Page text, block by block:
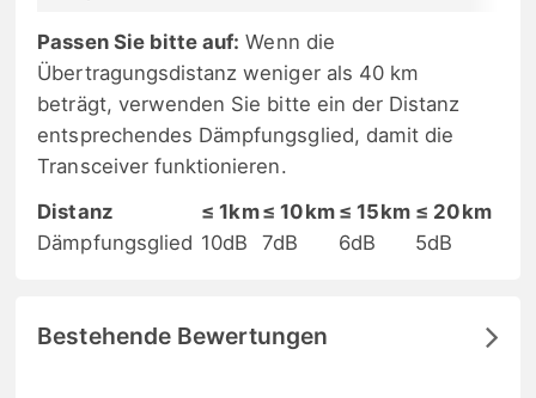
Passen Sie bitte auf: Wenn die
Übertragungsdistanz weniger als 40 km
beträgt, verwenden Sie bitte ein der Distanz
entsprechendes Dämpfungsglied, damit die
Transceiver funktionieren.
Distanz
≤ 1km≤ 10km ≤ 15km ≤ 20km
Dämpfungsglied 10dB 7dB 6dB 5dB
Bestehende Bewertungen